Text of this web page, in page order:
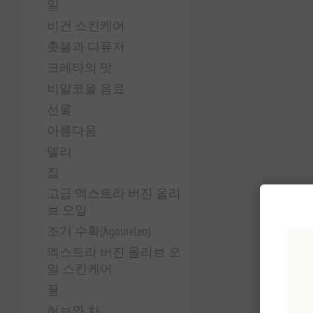
일
비건 스킨케어
촛불과 디퓨저
크레타의 맛
비알코올 음료
선물
아름다움
델리
집
고급 엑스트라 버진 올리
브 오일
조기 수확(Agoureleo)
엑스트라 버진 올리브 오
일 스킨케어
꿀